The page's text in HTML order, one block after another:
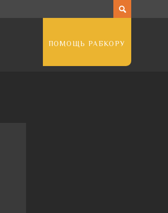
ПОМОЩЬ РАБКОРУ